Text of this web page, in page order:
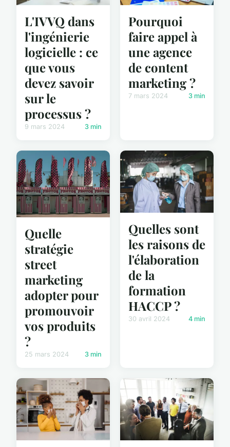
L'IVVQ dans
l'ingénierie
logicielle : ce
que vous
devez savoir
sur le
processus ?
9 mars 2024 3 min
Pourquoi
faire appel à
une agence
de content
marketing ?
7 mars 2024 3 min
Quelle
stratégie
street
marketing
adopter pour
promouvoir
vos produits
?
25 mars 2024 3 min
Quelles sont
les raisons de
l'élaboration
de la
formation
HACCP ?
30 avril 2024 4 min